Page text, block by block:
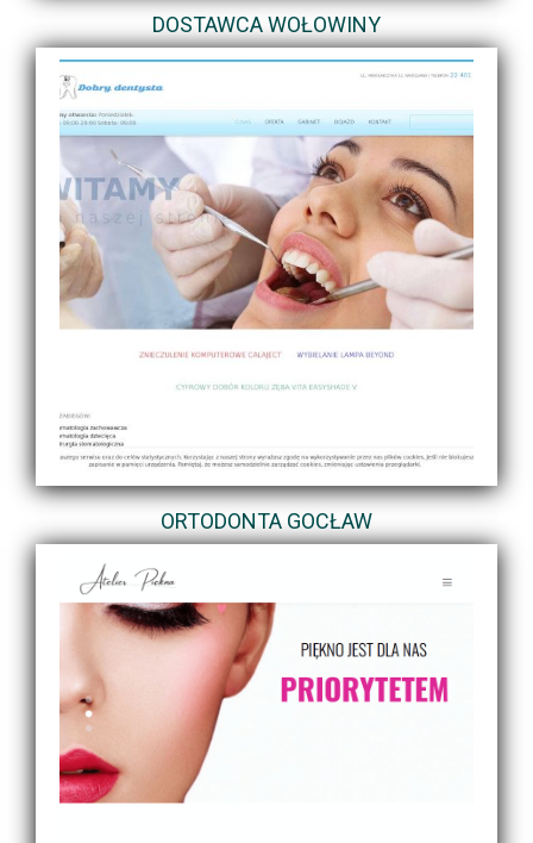
DOSTAWCA WOŁOWINY
ORTODONTA GOCŁAW